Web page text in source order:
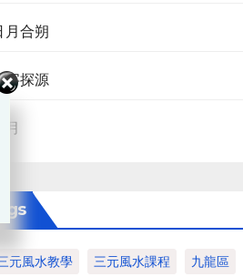
月合朔
字探源
月
元風水教學 三元風水課程 九龍區